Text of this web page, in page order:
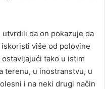
da on pokazuje da
više od polovine
tako u istim
terenu, u inostranstvu, u
i na neki drugi način